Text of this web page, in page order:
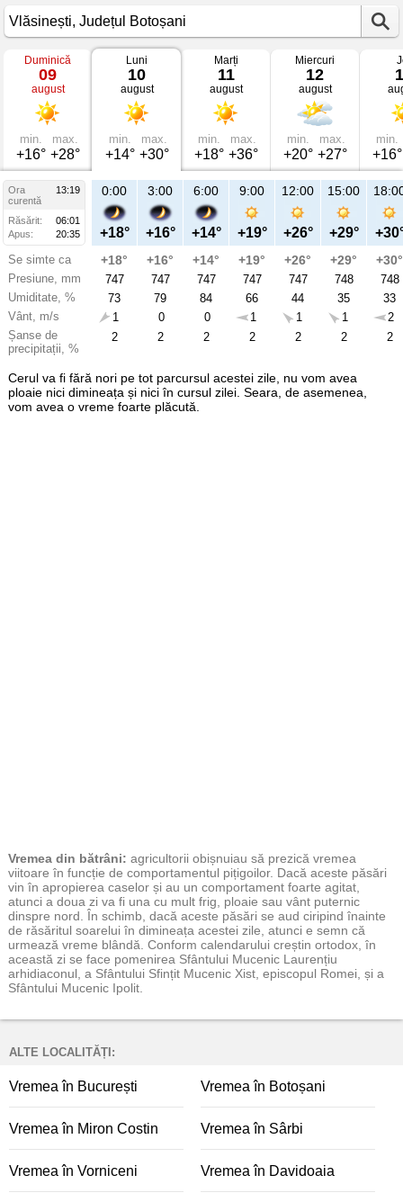
Vremea
Vlăsinești
mâine
Județul
Botoșani
Duminică
09
august
min.
+16°
max.
+28°
Luni
10
august
min.
+14°
max.
+30°
Marți
11
august
min.
+18°
max.
+36°
Miercuri
12
august
min.
+20°
max.
+27°
min.
+16°
Ora
13:19
curentă
Răsărit:
06:01
Apus:
20:35
Se simte ca
Presiune, mm
Umiditate, %
Vânt, m/s
Șanse de
precipitații, %
21:00
+23°
+23°
747
47
1
2
Lu
aug
0:00
+18°
+18°
747
73
1
2
3:00
+16°
+16°
747
79
0
2
6:00
+14°
+14°
747
84
0
2
9:00
+19°
+19°
747
66
1
2
12:00
+26°
+26°
747
44
1
2
15:00
+29°
+29°
748
35
1
2
+30°
748
33
2
2
Cerul va fi fără nori pe tot parcursul acestei zile, nu vom avea
ploaie nici dimineața și nici în cursul zilei. Seara, de asemenea,
vom avea o vreme foarte plăcută.
Vremea din bătrâni: agricultorii obișnuiau să prezică vremea
viitoare în funcție de comportamentul pițigoilor. Dacă aceste păsări
vin în apropierea caselor și au un comportament foarte agitat,
atunci a doua zi va fi una cu mult frig, ploaie sau vânt puternic
dinspre nord. În schimb, dacă aceste păsări se aud ciripind înainte
de răsăritul soarelui în dimineața acestei zile, atunci e semn că
urmează vreme blândă. Conform calendarului creștin ortodox, în
această zi se face pomenirea Sfântului Mucenic Laurențiu
arhidiaconul, a Sfântului Sfințit Mucenic Xist, episcopul Romei, și a
Sfântului Mucenic Ipolit.
ALTE LOCALITĂȚI:
Vremea în București Vremea în Botoșani
Vremea în Miron Costin Vremea în Sârbi
Vremea în Vorniceni Vremea în Davidoaia